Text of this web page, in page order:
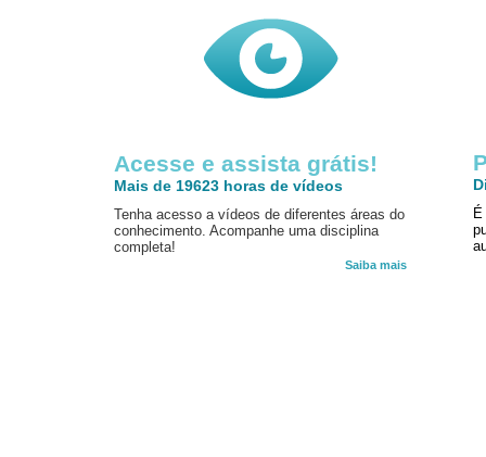
Acesse e assista grátis!
Mais de 19623 horas de vídeos
Tenha acesso a vídeos de diferentes áreas do
conhecimento. Acompanhe uma disciplina
completa!
Saiba mais